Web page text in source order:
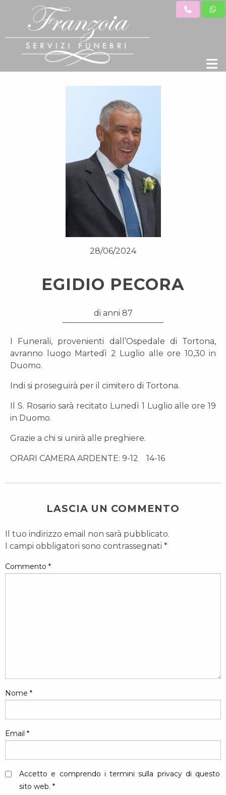
28/06/2024
EGIDIO PECORA
di anni 87
I Funerali, provenienti dall’Ospedale di Tortona,
avranno luogo Martedì 2 Luglio alle ore 10,30 in
Duomo.
Indi si proseguirà per il cimitero di Tortona.
Il S. Rosario sarà recitato Lunedì 1 Luglio alle ore 19
in Duomo.
Grazie a chi si unirà alle preghiere.
ORARI CAMERA ARDENTE: 9-12 14-16
LASCIA UN COMMENTO
Il tuo indirizzo email non sarà pubblicato.
I campi obbligatori sono contrassegnati *
Commento *
Nome *
Email *
Accetto e comprendo i termini sulla privacy di questo
sito web. *